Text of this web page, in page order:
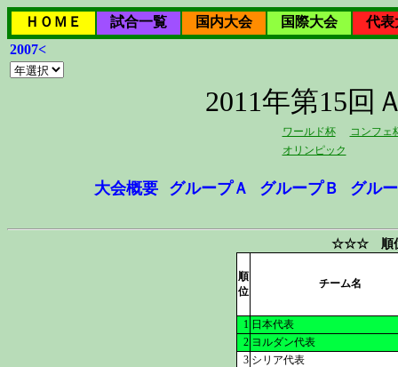
ＨＯＭＥ 試合一覧 国内大会 国際大会
代表
2007<
2011年第15回
ワールド杯
コンフェ
オリンピック
大会概要 グループＡ グループＢ グル
☆☆☆ 順
順
位
チーム名
1 日本代表
2 ヨルダン代表
3 シリア代表